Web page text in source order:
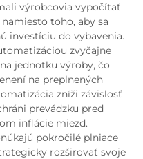
výrobcovia vypočítať
toho, aby sa
investíciu do vybavenia.
zvyčajne
jednotku výroby, čo
na preplnených
zníži závislosť
prevádzku pred
inflácie miezd.
pokročilé plniace
rozširovať svoje